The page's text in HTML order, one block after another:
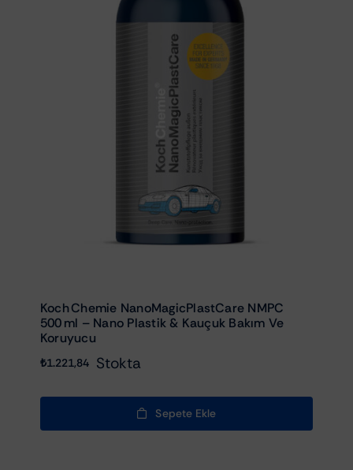
Koch Chemie NanoMagicPlastCare NMPC
500 Ml – Nano Plastik & Kauçuk Bakım Ve
Koruyucu
₺1.221,84 Stokta
Sepete Ekle